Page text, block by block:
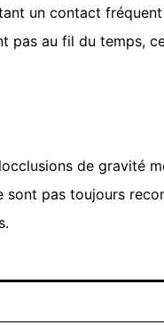
un contact
pas au fil du temps,
de gravité
pas toujours